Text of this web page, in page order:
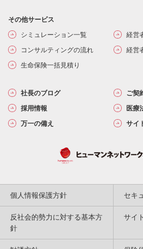
その他サービス
シミュレーション一覧
経営
コンサルティングの流れ
経営
生命保険一括見積り
社長のブログ
ご契
採用情報
医療
万一の備え
サイ
個人情報保護方針 セキ
反社会的勢力に対する基本方
針
サイ